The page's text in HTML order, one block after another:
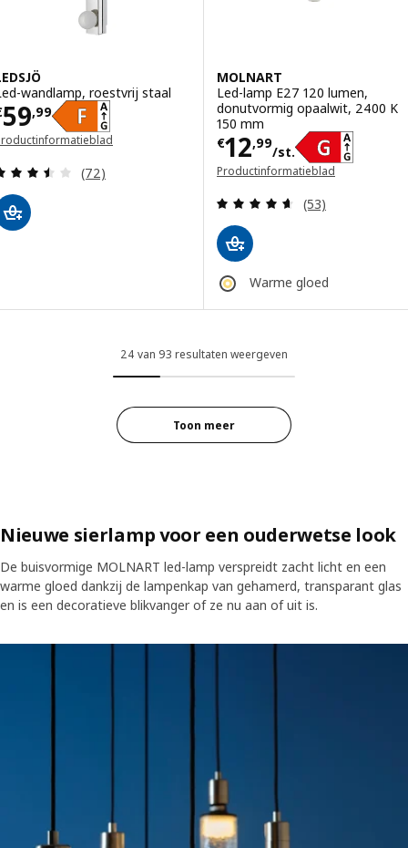
wandlamp, roestvrij staal
59,99€ 59,99
Beoordeling: 3.5 van 5 sterren. Totaal
(72)
MOLNART
Led-lamp E27 120 lumen,
donutvormig opaalwit, 2400 K
150 mm
€12,99
/st.
Prijs € 12,99/st.
Productinformatieblad
Beoordeling:
(53)
Warme gloed
24 van 93 resultaten weergeven
Toon meer
Nieuwe sierlamp voor een ouderwetse look
De buisvormige MOLNART led-lamp verspreidt zacht licht en een
warme gloed dankzij de lampenkap van gehamerd, transparant glas
en is een decoratieve blikvanger of ze nu aan of uit is.